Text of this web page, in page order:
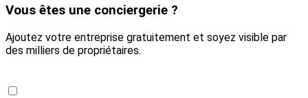
Vous êtes une conciergerie ?
Ajoutez votre entreprise gratuitement et soyez visible par
des milliers de propriétaires.